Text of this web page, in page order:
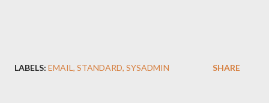
LABELS: EMAIL STANDARD SYSADMIN SHARE